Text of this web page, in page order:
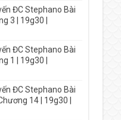
ĐC Stephano Bài
3 | 19g30 |
ĐC Stephano Bài
1 | 19g30 |
ĐC Stephano Bài
14 | 19g30 |